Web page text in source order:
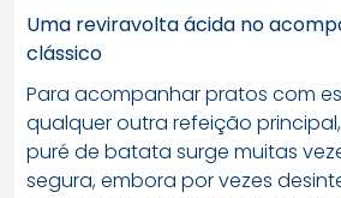
Uma reviravolta ácida no
clássico
Para acompanhar pratos com
qualquer outra refeição
puré de batata surge muitas
segura, embora por vezes